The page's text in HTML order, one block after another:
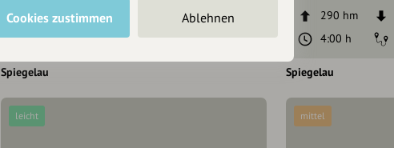
30 hm
30 hm
30 min
1,7 km
Spiegelau
290 hm
4:00 h
Spiegelau
leicht mittel
Cookies zustimmen Ablehnen